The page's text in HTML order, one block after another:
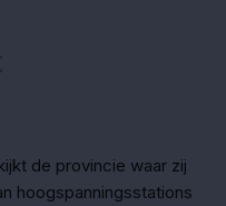
de provincie waar zij
hoogspanningsstations